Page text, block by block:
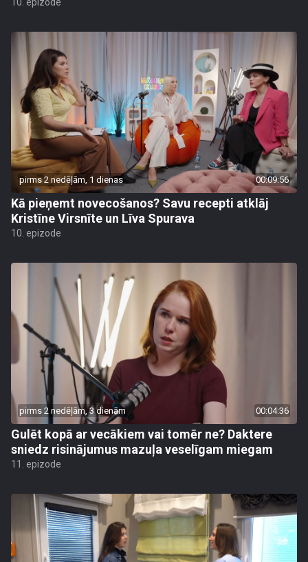
pirms 2 nedēļām, 1 dienas 00:09:56
Kā pieņemt novecošanos? Savu recepti atklāj
Kristīne Virsnīte un Līva Spurava
10. epizode
pirms 2 nedēļām, 3 dienām 00:04:36
Gulēt kopā ar vecākiem vai tomēr ne? Daktere
sniedz risinājumus mazuļa veselīgam miegam
11. epizode